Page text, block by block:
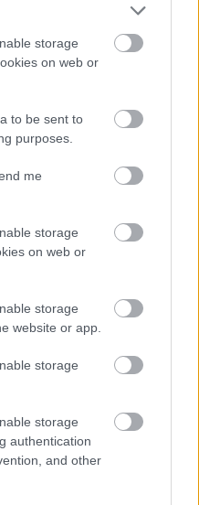
storage
on web or
to be sent to
purposes.
me
storage
on web or
storage
website or app.
storage
storage
authentication
and other
teszt. Remélem,
tudjuk tenni az
időszak alatt, a
sikerült pole
a Széchenyi
HUMDA Magyar
Zrt. által
Hungarian
nevelési
újoncok külön
A versenysorozat
10-én zárul